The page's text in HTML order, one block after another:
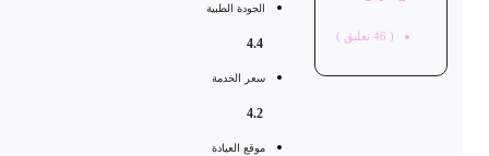
46 تعليق )
الجودة الطبية
سعر الخدمة
موقع العيادة